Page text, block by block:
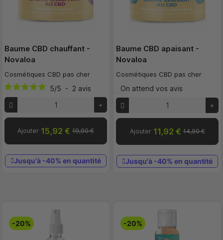
Baume CBD chauffant -
Novaloa
Cosmétiques CBD pas cher
5/5 - 2 avis
Ajouter 15,92 € 19,90 €
Jusqu'à -40% en quantité
Baume CBD apaisant -
Novaloa
Cosmétiques CBD pas cher
On attend vos avis
Ajouter 11,92 € 14,90 €
Jusqu'à -40% en quantité
-20% -20%